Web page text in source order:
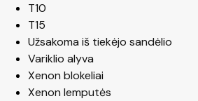
T10
T15
Užsakoma iš tiekėjo sandėlio
Variklio alyva
Xenon blokeliai
Xenon lemputės